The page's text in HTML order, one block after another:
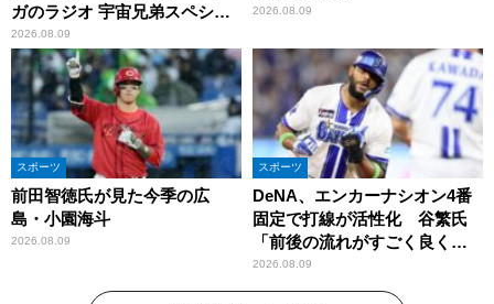
ガのラジオ 宇宙兄弟スペシャ
ル 』
2026.08.09
2026.08.09
スポーツ
前田智徳氏が見た今季の広
島・小園海斗
2026.08.09
スポーツ
DeNA、エンカーナシオン4番
固定で打線が活性化 谷繁氏
「前後の流れがすごく良くな
りましたね」
2026.08.09